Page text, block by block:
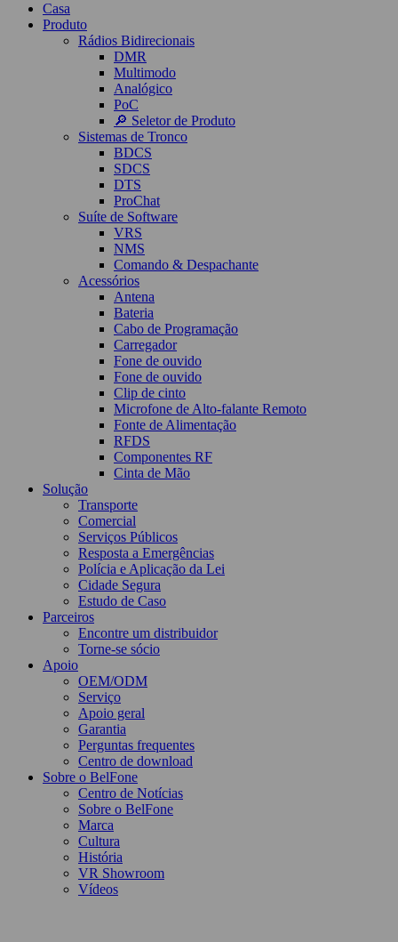
Casa
Produto
Rádios Bidirecionais
DMR
Multimodo
Analógico
PoC
🔎 Seletor de Produto
Sistemas de Tronco
BDCS
SDCS
DTS
ProChat
Suíte de Software
VRS
NMS
Comando & Despachante
Acessórios
Antena
Bateria
Cabo de Programação
Carregador
Fone de ouvido
Fone de ouvido
Clip de cinto
Microfone de Alto-falante Remoto
Fonte de Alimentação
RFDS
Componentes RF
Cinta de Mão
Solução
Transporte
Comercial
Serviços Públicos
Resposta a Emergências
Polícia e Aplicação da Lei
Cidade Segura
Estudo de Caso
Parceiros
Encontre um distribuidor
Torne-se sócio
Apoio
OEM/ODM
Serviço
Apoio geral
Garantia
Perguntas frequentes
Centro de download
Sobre o BelFone
Centro de Notícias
Sobre o BelFone
Marca
Cultura
História
VR Showroom
Vídeos